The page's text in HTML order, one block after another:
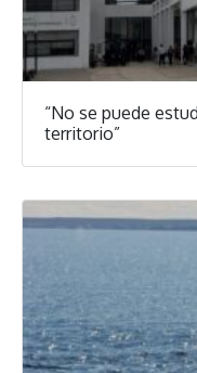
“No se puede
territorio”